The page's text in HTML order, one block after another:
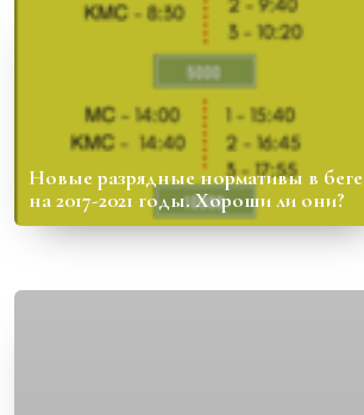
Новые разрядные нормативы в беге
на 2017-2021 годы. Хороши ли они?